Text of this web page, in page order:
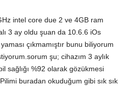
intel core due 2 ve 4GB ram
3 ay oldu şuan da 10.6.6 iOs
çıkmamıştır bunu biliyorum
şu; cihazım 3 aylık
sağlığı %92 olarak gözükmesi
buradan okuduğum gibi sık sık